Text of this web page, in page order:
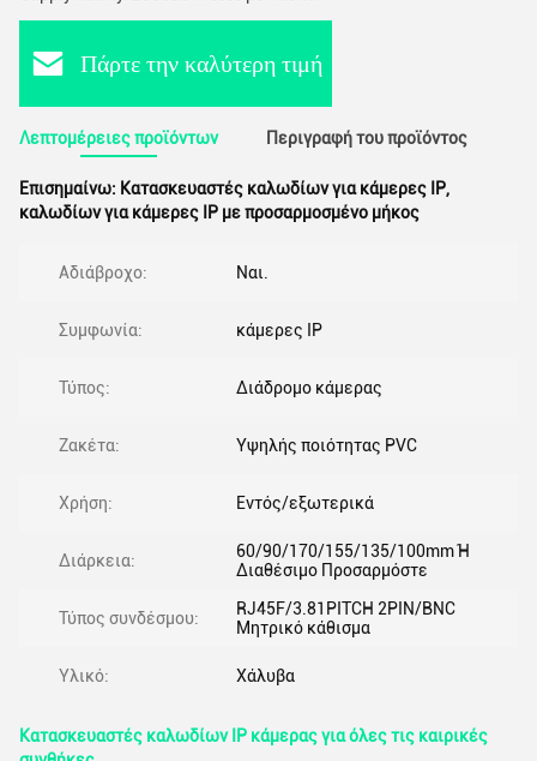
Πάρτε την καλύτερη τιμή
Λεπτομέρειες προϊόντων Περιγραφή του προϊόντος
Επισημαίνω: Κατασκευαστές καλωδίων για κάμερες IP,
καλωδίων για κάμερες IP με προσαρμοσμένο μήκος
Αδιάβροχο: Ναι.
Συμφωνία: κάμερες IP
Τύπος: Διάδρομο κάμερας
Ζακέτα: Υψηλής ποιότητας PVC
Χρήση: Εντός/εξωτερικά
Διάρκεια:
60/90/170/155/135/100mm Ή
Διαθέσιμο Προσαρμόστε
Τύπος συνδέσμου:
RJ45F/3.81PITCH 2PIN/BNC
Μητρικό κάθισμα
Υλικό: Χάλυβα
Κατασκευαστές καλωδίων IP κάμερας για όλες τις καιρικές